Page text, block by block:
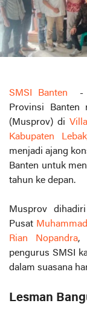
SMSI Banten -
Provinsi Banten
(Musprov) di
Kabupaten Lebak
menjadi ajang
Banten untuk
tahun ke depan.
Musprov
Pusat
Rian Nopandra,
pengurus SMSI
dalam suasana
Lesman